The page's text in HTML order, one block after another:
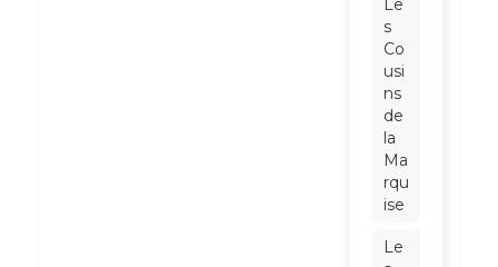
Le
s
Co
usi
ns
de
la
Ma
rqu
ise
Le